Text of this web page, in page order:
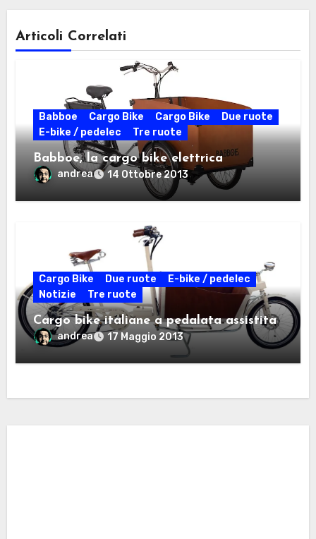
Articoli Correlati
Babboe Cargo Bike Cargo Bike
Due ruote
E-bike / pedelec
Tre ruote
Babboe, la cargo bike elettrica
andrea 14 Ottobre 2013
Cargo Bike Due ruote
E-bike / pedelec
Notizie
Tre ruote
Cargo bike italiane a pedalata assistita
andrea 17 Maggio 2013